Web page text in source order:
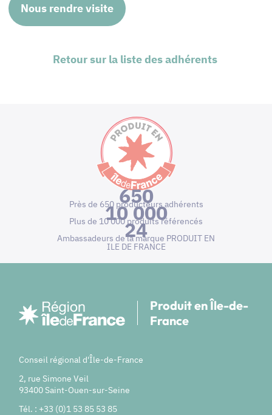
Nous rendre visite
Retour sur la liste des adhérents
650
Près de 650 producteurs adhérents
10 000
Plus de 10 000 produits référencés
24
Ambassadeurs de la marque PRODUIT EN
ILE DE FRANCE
Produit en Île-de-
France
Conseil régional d'Île-de-France
2, rue Simone Veil
93400 Saint-Ouen-sur-Seine
Tél. : +33 (0)1 53 85 53 85